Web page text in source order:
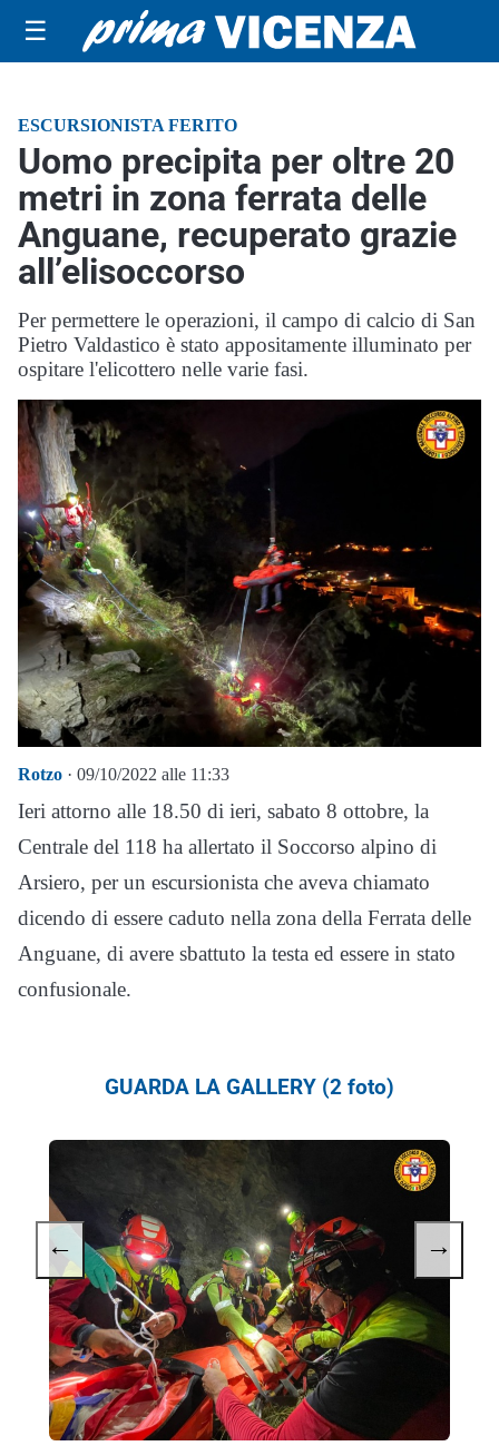
☰
ESCURSIONISTA FERITO
Uomo precipita per oltre 20
metri in zona ferrata delle
Anguane, recuperato grazie
all’elisoccorso
Per permettere le operazioni, il campo di calcio di San
Pietro Valdastico è stato appositamente illuminato per
ospitare l'elicottero nelle varie fasi.
Rotzo · 09/10/2022 alle 11:33
Ieri attorno alle 18.50 di ieri, sabato 8 ottobre, la
Centrale del 118 ha allertato il Soccorso alpino di
Arsiero, per un escursionista che aveva chiamato
dicendo di essere caduto nella zona della Ferrata delle
Anguane, di avere sbattuto la testa ed essere in stato
confusionale.
GUARDA LA GALLERY (2 foto)
← →